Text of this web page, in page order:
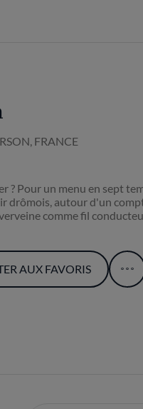
FRANCE
? Pour un menu en sept
drômois, autour d'un
comme fil
AUX FAVORIS